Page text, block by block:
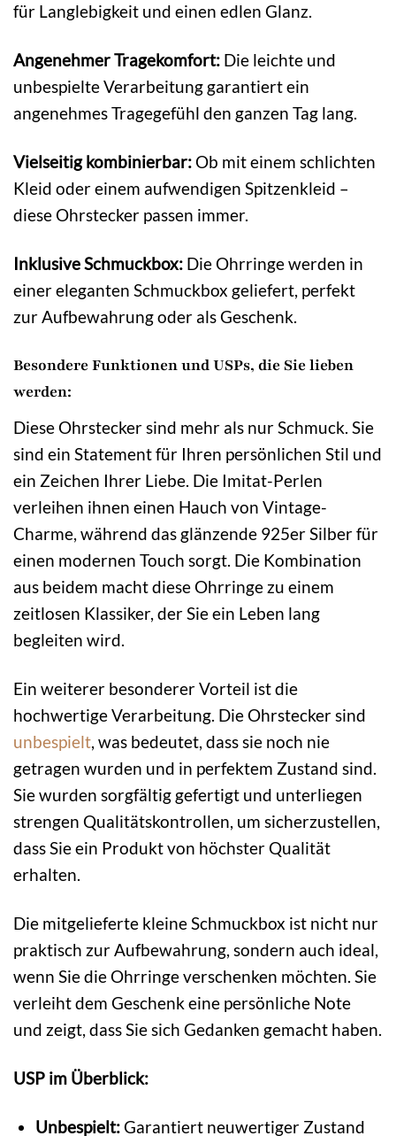
für Langlebigkeit und einen edlen Glanz.
Angenehmer Tragekomfort: Die leichte und
unbespielte Verarbeitung garantiert ein
angenehmes Tragegefühl den ganzen Tag lang.
Vielseitig kombinierbar: Ob mit einem schlichten
Kleid oder einem aufwendigen Spitzenkleid –
diese Ohrstecker passen immer.
Inklusive Schmuckbox: Die Ohrringe werden in
einer eleganten Schmuckbox geliefert, perfekt
zur Aufbewahrung oder als Geschenk.
Besondere Funktionen und USPs, die Sie lieben
werden:
Diese Ohrstecker sind mehr als nur Schmuck. Sie
sind ein Statement für Ihren persönlichen Stil und
ein Zeichen Ihrer Liebe. Die Imitat-Perlen
verleihen ihnen einen Hauch von Vintage-
Charme, während das glänzende 925er Silber für
einen modernen Touch sorgt. Die Kombination
aus beidem macht diese Ohrringe zu einem
zeitlosen Klassiker, der Sie ein Leben lang
begleiten wird.
Ein weiterer besonderer Vorteil ist die
hochwertige Verarbeitung. Die Ohrstecker sind
unbespielt, was bedeutet, dass sie noch nie
getragen wurden und in perfektem Zustand sind.
Sie wurden sorgfältig gefertigt und unterliegen
strengen Qualitätskontrollen, um sicherzustellen,
dass Sie ein Produkt von höchster Qualität
erhalten.
Die mitgelieferte kleine Schmuckbox ist nicht nur
praktisch zur Aufbewahrung, sondern auch ideal,
wenn Sie die Ohrringe verschenken möchten. Sie
verleiht dem Geschenk eine persönliche Note
und zeigt, dass Sie sich Gedanken gemacht haben.
USP im Überblick:
Unbespielt:Garantiert neuwertiger Zustand